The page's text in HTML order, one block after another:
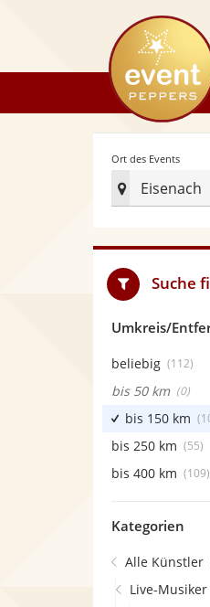
eventpeppers
Ort des Events
Eisenach
Radius
Suche
Umkreis/
beliebig (112)
bis 50 km (0)
bis 150 km
bis 250 km (55)
bis 400 km (109)
Kategorien
Alle Künstler
Live-Musiker